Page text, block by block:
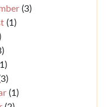
(3)
(1)
(1)